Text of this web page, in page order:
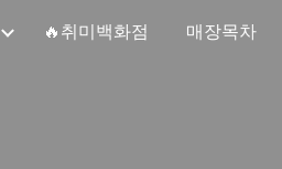
Skip to main content
🔥취미백화점 매장목차